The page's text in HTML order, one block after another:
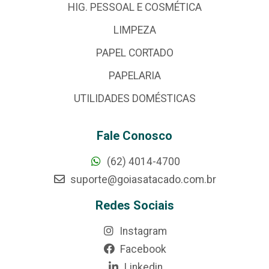
HIG. PESSOAL E COSMÉTICA
LIMPEZA
PAPEL CORTADO
PAPELARIA
UTILIDADES DOMÉSTICAS
Fale Conosco
(62) 4014-4700
suporte@goiasatacado.com.br
Redes Sociais
Instagram
Facebook